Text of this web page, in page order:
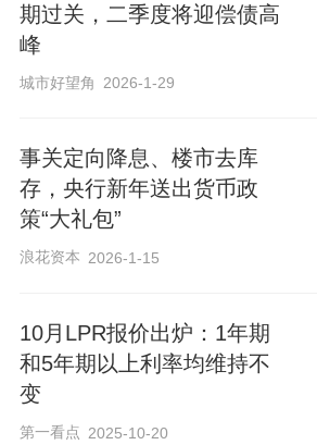
期过关，二季度将迎偿债高
峰
城市好望角 2026-1-29
事关定向降息、楼市去库
存，央行新年送出货币政
策“大礼包”
浪花资本 2026-1-15
10月LPR报价出炉：1年期
和5年期以上利率均维持不
变
第一看点 2025-10-20